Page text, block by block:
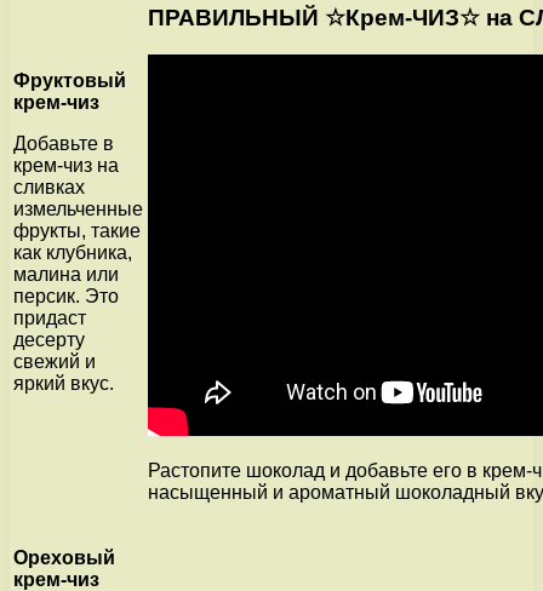
Фруктовый
крем-чиз
Добавьте в
крем-чиз на
сливках
измельченные
фрукты, такие
как клубника,
малина или
персик. Это
придаст
десерту
свежий и
яркий вкус.
ПРАВИЛЬНЫЙ ☆Крем-ЧИЗ☆ на
Растопите шоколад и добавьте его в крем-
насыщенный и ароматный шоколадный
Ореховый
крем-чиз